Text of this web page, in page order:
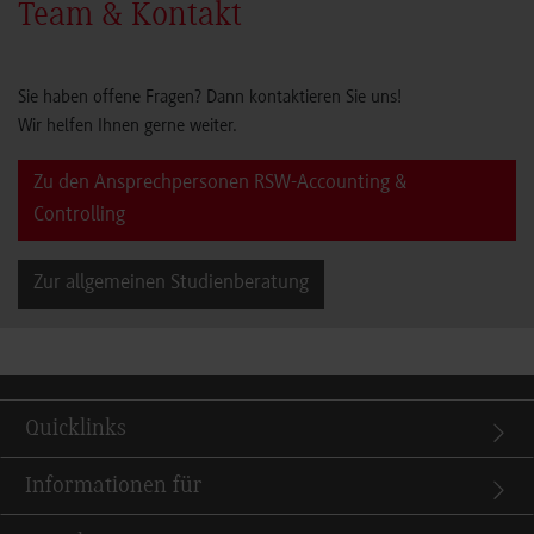
Team & Kontakt
Sie haben offene Fragen? Dann kontaktieren Sie uns!
Wir helfen Ihnen gerne weiter.
Zu den Ansprechpersonen RSW-Accounting &
Controlling
Zur allgemeinen Studienberatung
Quicklinks
Informationen für